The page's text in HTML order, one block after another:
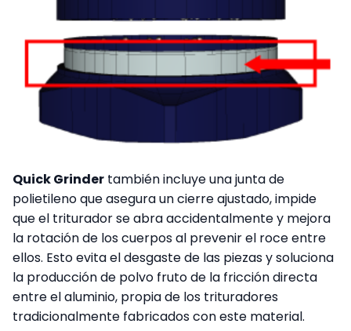
Quick Grinder también incluye una junta de
polietileno que asegura un cierre ajustado, impide
que el triturador se abra accidentalmente y mejora
la rotación de los cuerpos al prevenir el roce entre
ellos. Esto evita el desgaste de las piezas y soluciona
la producción de polvo fruto de la fricción directa
entre el aluminio, propia de los trituradores
tradicionalmente fabricados con este material.